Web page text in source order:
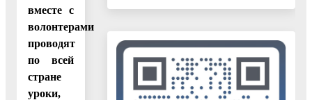
вместе с
волонтерами
проводят
по всей
стране
уроки,